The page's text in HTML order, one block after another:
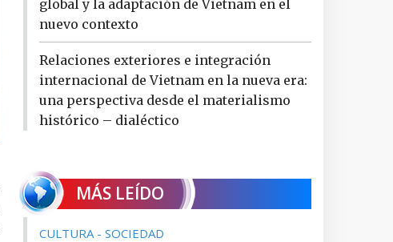
global y la adaptación de Vietnam en el
nuevo contexto
Relaciones exteriores e integración
internacional de Vietnam en la nueva era:
una perspectiva desde el materialismo
histórico – dialéctico
MÁS LEÍDO
CULTURA - SOCIEDAD